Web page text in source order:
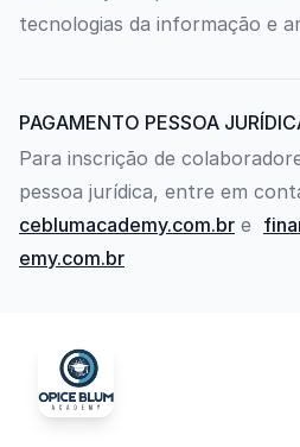
tecnologias da informação e
PAGAMENTO PESSOA
Para inscrição de
pessoa jurídica, entre em
ceblumacademy.com.br e
emy.com.br